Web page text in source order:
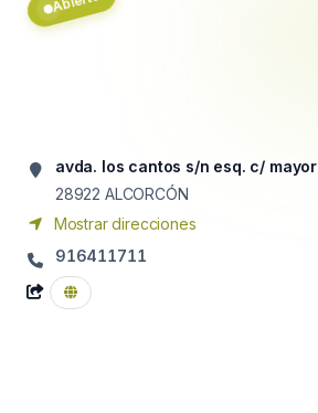
avda. los cantos s/n esq. c/ mayor
28922 ALCORCÓN
Mostrar direcciones
916411711